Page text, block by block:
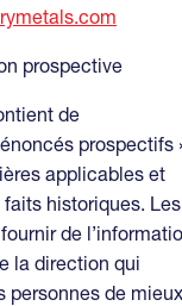
prospective
de
prospectifs
applicables et
faits historiques. Les
de
la direction qui
personnes de mieux